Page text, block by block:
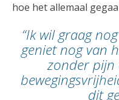
hoe het allemaal
“Ik wil graag
geniet nog van
zonder pijn
dit